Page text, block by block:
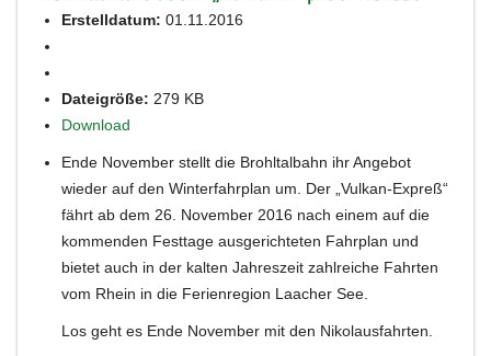
Erstelldatum: 01.11.2016
Dateigröße: 279 KB
Download
Ende November stellt die Brohltalbahn ihr Angebot
wieder auf den Winterfahrplan um. Der „Vulkan-Expreß“
fährt ab dem 26. November 2016 nach einem auf die
kommenden Festtage ausgerichteten Fahrplan und
bietet auch in der kalten Jahreszeit zahlreiche Fahrten
vom Rhein in die Ferienregion Laacher See.
Los geht es Ende November mit den Nikolausfahrten.